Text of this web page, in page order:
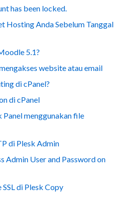
has been locked.
Hosting Anda Sebelum Tanggal
5.1?
website atau email
di cPanel?
di cPanel
menggunakan file
di Plesk Admin
Admin User and Password on
di Plesk Copy